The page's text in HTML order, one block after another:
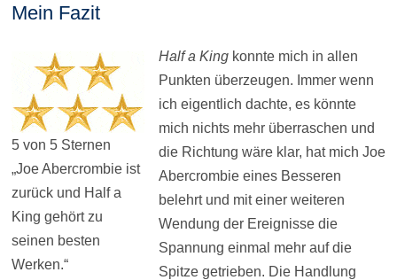
Mein Fazit
5 von 5 Sternen
„Joe Abercrombie ist
zurück und Half a
King gehört zu
seinen besten
Werken.“
Half a Kingkonnte mich in allen
Punkten überzeugen. Immer wenn
ich eigentlich dachte, es könnte
mich nichts mehr überraschen und
die Richtung wäre klar, hat mich Joe
Abercrombie eines Besseren
belehrt und mit einer weiteren
Wendung der Ereignisse die
Spannung einmal mehr auf die
Spitze getrieben. Die Handlung